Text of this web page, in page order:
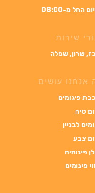
החל מ-08:00
שירות
שרון, שפלה
אנחנו עושים
פיגומים
טיח
לבניין
צבע
פיגומים
פיגומים